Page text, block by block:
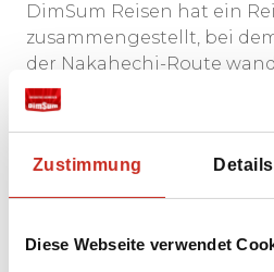
Zustimmung Details
Diese Webseite verwendet
DimSum Reisen hat ein
zusammengestellt, bei
der Nakahechi-Route
kaiserliche Route bekannt
Herz des Kii-Gebirges von
auch Mitglieder der
Kyoto zu dieser Pilgerreise
heiliger Ort gilt.